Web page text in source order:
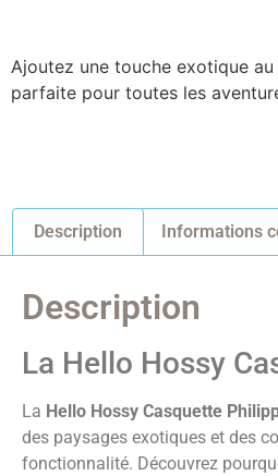
Ajoutez une touche exotique
parfaite pour toutes les
Description Informations
Description
La Hello Hossy
La Hello Hossy Casquette
des paysages exotiques et des
fonctionnalité. Découvrez